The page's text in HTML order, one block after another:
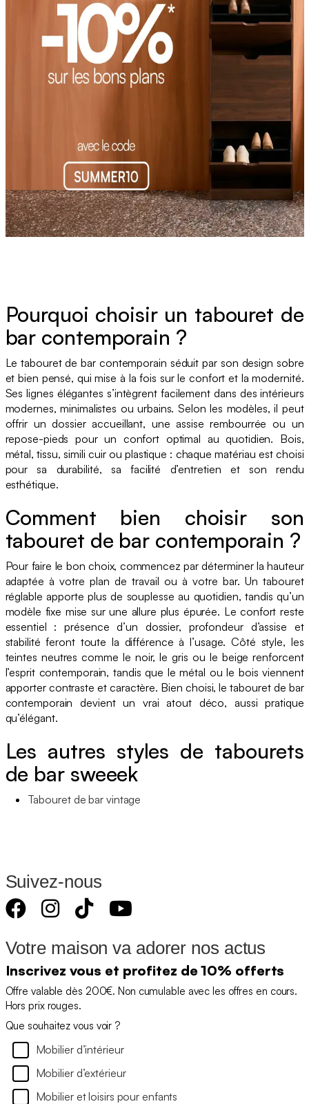
Pourquoi choisir un tabouret de
bar contemporain ?
Le tabouret de bar contemporain séduit par son design sobre
et bien pensé, qui mise à la fois sur le confort et la modernité.
Ses lignes élégantes s’intègrent facilement dans des intérieurs
modernes, minimalistes ou urbains. Selon les modèles, il peut
offrir un dossier accueillant, une assise rembourrée ou un
repose-pieds pour un confort optimal au quotidien. Bois,
métal, tissu, simili cuir ou plastique : chaque matériau est choisi
pour sa durabilité, sa facilité d’entretien et son rendu
esthétique.
Comment bien choisir son
tabouret de bar contemporain ?
Pour faire le bon choix, commencez par déterminer la hauteur
adaptée à votre plan de travail ou à votre bar. Un tabouret
réglable apporte plus de souplesse au quotidien, tandis qu’un
modèle fixe mise sur une allure plus épurée. Le confort reste
essentiel : présence d’un dossier, profondeur d’assise et
stabilité feront toute la différence à l’usage. Côté style, les
teintes neutres comme le noir, le gris ou le beige renforcent
l’esprit contemporain, tandis que le métal ou le bois viennent
apporter contraste et caractère. Bien choisi, le tabouret de bar
contemporain devient un vrai atout déco, aussi pratique
qu’élégant.
Les autres styles de tabourets
de bar sweeek
Tabouret de bar vintage
Suivez-nous
Votre maison va adorer nos actus
Inscrivez vous et profitez de 10% offerts
Offre valable dès 200€. Non cumulable avec les offres en cours.
Hors prix rouges.
Que souhaitez vous voir ?
Mobilier d’intérieur
Mobilier d’extérieur
Mobilier et loisirs pour enfants